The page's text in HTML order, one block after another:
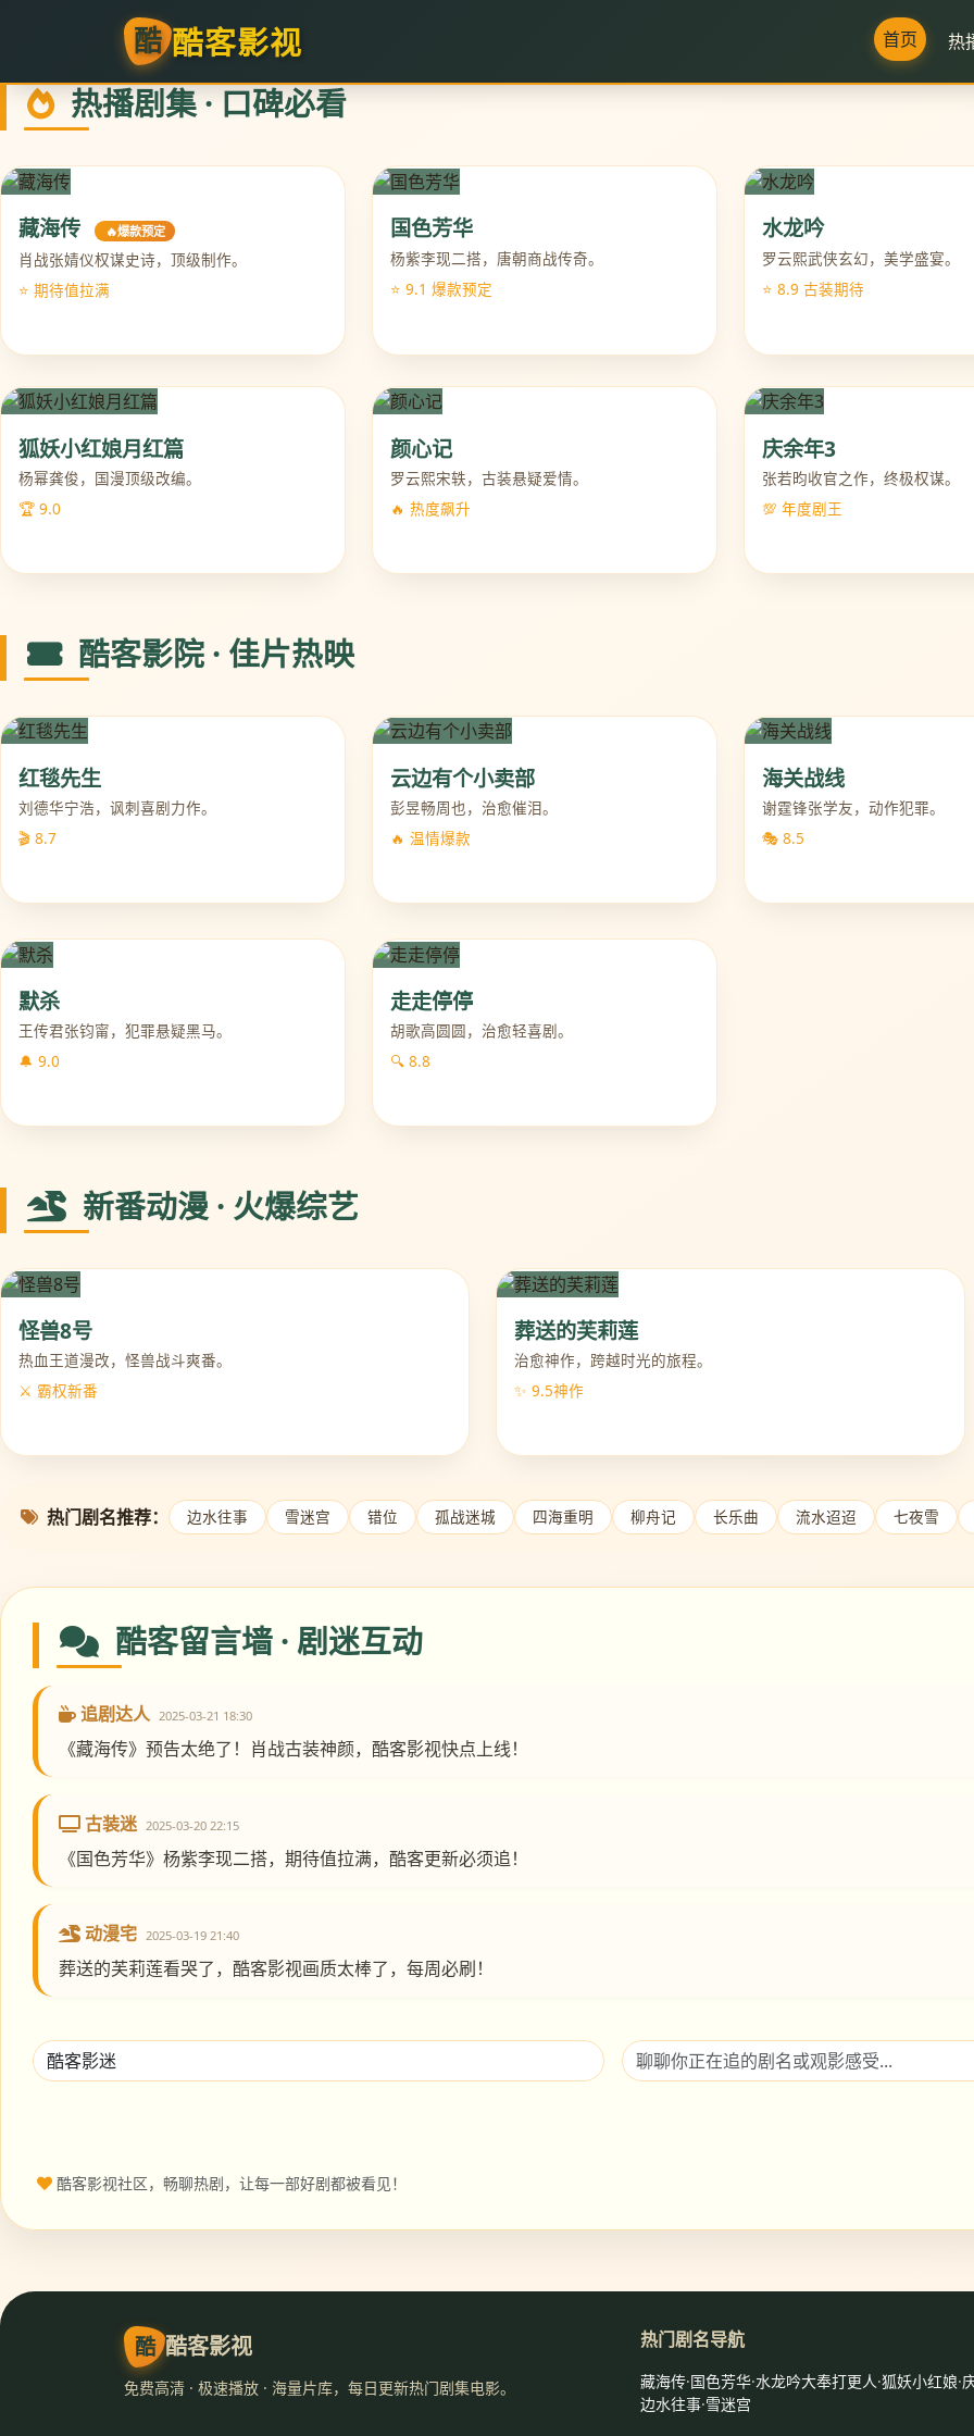
酷 酷客影视 首页 热
热播剧集 · 口碑必看
藏海传 🔥爆款预定
肖战张婧仪权谋史诗，顶级制作。
⭐ 期待值拉满
国色芳华
杨紫李现二搭，唐朝商战传奇。
⭐ 9.1 爆款预定
水龙吟
罗云熙武侠玄幻，美学盛宴。
⭐ 8.9 古装期待
狐妖小红娘月红篇
杨幂龚俊，国漫顶级改编。
🏆 9.0
颜心记
罗云熙宋轶，古装悬疑爱情。
🔥 热度飙升
庆余年3
张若昀收官之作，终极权谋。
💯 年度剧王
酷客影院 · 佳片热映
红毯先生
刘德华宁浩，讽刺喜剧力作。
🎬 8.7
云边有个小卖部
彭昱畅周也，治愈催泪。
🔥 温情爆款
海关战线
谢霆锋张学友，动作犯罪。
🎭 8.5
默杀
王传君张钧甯，犯罪悬疑黑马。
🔔 9.0
走走停停
胡歌高圆圆，治愈轻喜剧。
🔍 8.8
新番动漫 · 火爆综艺
怪兽8号
热血王道漫改，怪兽战斗爽番。
⚔️ 霸权新番
葬送的芙莉莲
治愈神作，跨越时光的旅程。
✨ 9.5神作
热门剧名推荐： 边水往事 雪迷宫 错位 孤战迷城 四海重明 柳舟记 长乐曲 流水迢迢 七夜雪
酷客留言墙 · 剧迷互动
追剧达人 2025-03-21 18:30
《藏海传》预告太绝了！肖战古装神颜，酷客影视快点上线！
古装迷 2025-03-20 22:15
《国色芳华》杨紫李现二搭，期待值拉满，酷客更新必须追！
动漫宅 2025-03-19 21:40
葬送的芙莉莲看哭了，酷客影视画质太棒了，每周必刷！
酷客影视社区，畅聊热剧，让每一部好剧都被看见！
酷 酷客影视
免费高清 · 极速播放 · 海量片库，每日更新热门剧集电影。
热门剧名导航
藏海传·国色芳华·水龙吟大奉打更人·狐妖小红娘·
边水往事·雪迷宫